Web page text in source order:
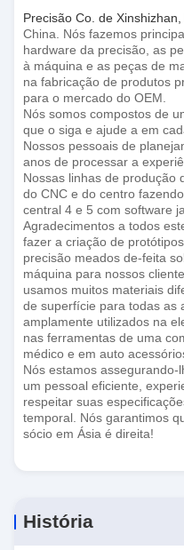
Precisão Co. de Xinshizhan,
China. Nós fazemos
hardware da precisão, as
à máquina e as peças de
na fabricação de produtos
para o mercado do OEM.
Nós somos compostos de
que o siga e ajude a em
Nossos pessoais de
anos de processar a
Nossas linhas de produção
do CNC e do centro
central 4 e 5 com software
Agradecimentos a todos
fazer a criação de
precisão meados de-feita
máquina para nossos
usamos muitos materiais
de superfície para todas as
amplamente utilizados na
nas ferramentas de uma
médico e em auto
Nós estamos
um pessoal eficiente,
respeitar suas
temporal. Nós garantimos
sócio em Ásia é direita!
História